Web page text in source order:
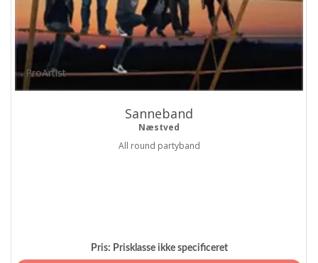
ProArtist
Sanneband
Næstved
All round partyband
Pris: Prisklasse ikke specificeret